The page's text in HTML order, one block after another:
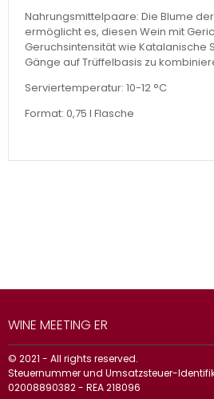
Nahrungsmittelpaare: Die Blume
ermöglicht es, diesen Wein mit
Geruchsintensität wie Katalanische
Gänge auf Trüffelbasis zu
Serviertemperatur: 10-12 °C
Format: 0,75 l Flasche
WINE MEETING ER
© 2021 - All rights reserved.
Steuernummer und Umsatzsteuer-
02008890382 - REA 218096